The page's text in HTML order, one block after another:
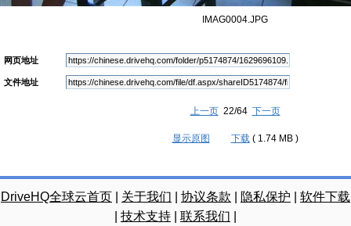
IMAG0004.JPG
网页地址
文件地址
上一页22/64 下一页
显示原图 下载 ( 1.74 MB )
DriveHQ全球云首页 关于我们 协议条款 隐私保护
软件下载
技术支持 联系我们